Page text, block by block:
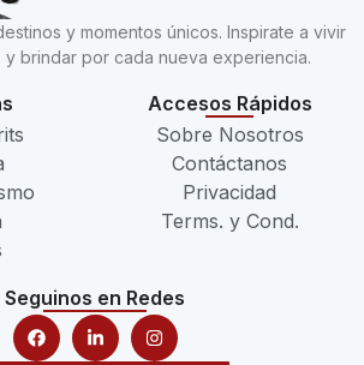
y momentos únicos. Inspirate a vivir
y brindar por cada nueva experiencia.
Accesos Rápidos
Sobre Nosotros
Contáctanos
Privacidad
Terms. y Cond.
Seguinos en Redes